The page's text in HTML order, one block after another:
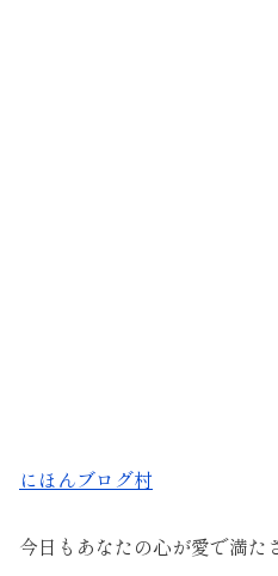
にほんブログ村
今日もあなたの心が愛で満た